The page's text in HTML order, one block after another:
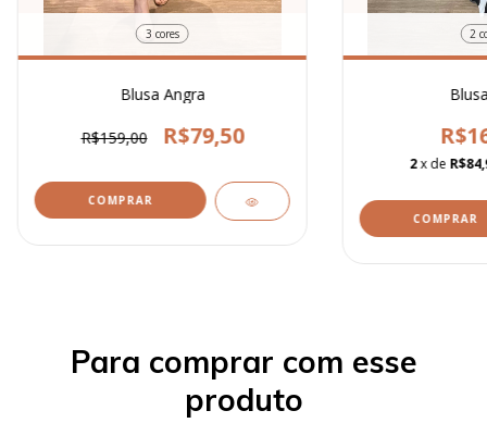
3 cores
Blusa Angra
R$159,00 R$79,50
COMPRAR
2
2x de
COMPRAR
Para comprar com esse
produto